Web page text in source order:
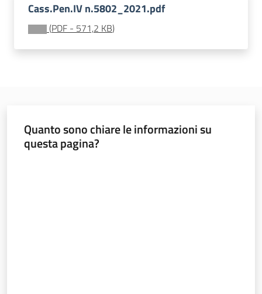
Coordinamento
prevenzione
vigilanza
sicurezza
Cass.Pen.IV n.5802_2021.pdf
(PDF - 571,2 KB)
Quanto sono chiare le informazioni su
questa pagina?